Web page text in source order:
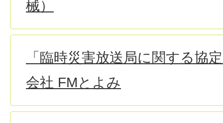
械）
「臨時災害放送局に関する協
会社 FMとよみ